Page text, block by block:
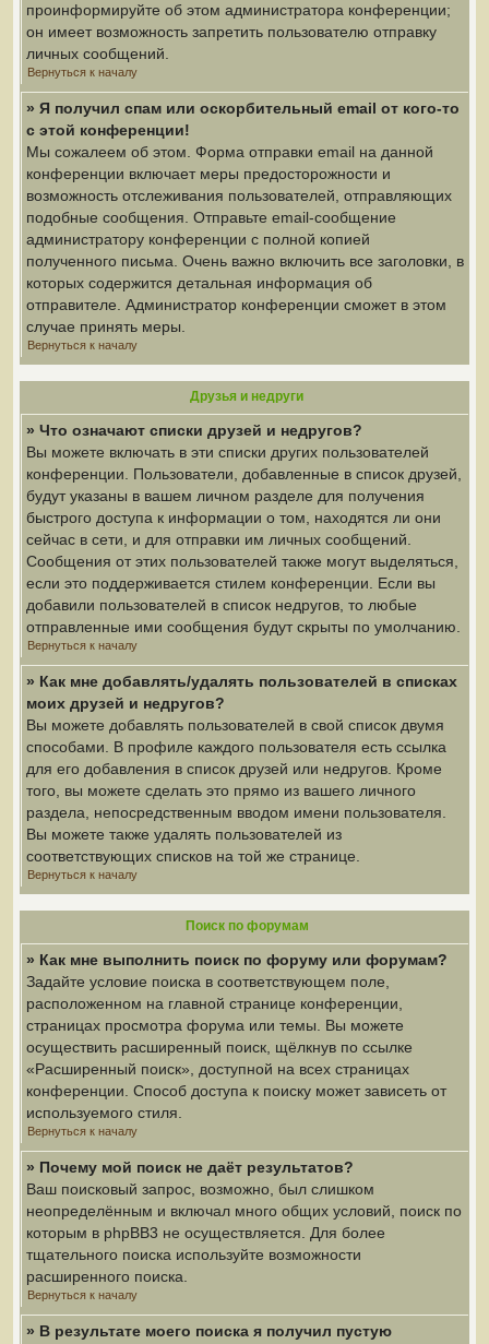
проинформируйте об этом администратора конференции;
он имеет возможность запретить пользователю отправку
личных сообщений.
Вернуться к началу
» Я получил спам или оскорбительный email от кого-то
с этой конференции!
Мы сожалеем об этом. Форма отправки email на данной
конференции включает меры предосторожности и
возможность отслеживания пользователей, отправляющих
подобные сообщения. Отправьте email-сообщение
администратору конференции с полной копией
полученного письма. Очень важно включить все заголовки, в
которых содержится детальная информация об
отправителе. Администратор конференции сможет в этом
случае принять меры.
Вернуться к началу
Друзья и недруги
» Что означают списки друзей и недругов?
Вы можете включать в эти списки других пользователей
конференции. Пользователи, добавленные в список друзей,
будут указаны в вашем личном разделе для получения
быстрого доступа к информации о том, находятся ли они
сейчас в сети, и для отправки им личных сообщений.
Сообщения от этих пользователей также могут выделяться,
если это поддерживается стилем конференции. Если вы
добавили пользователей в список недругов, то любые
отправленные ими сообщения будут скрыты по умолчанию.
Вернуться к началу
» Как мне добавлять/удалять пользователей в списках
моих друзей и недругов?
Вы можете добавлять пользователей в свой список двумя
способами. В профиле каждого пользователя есть ссылка
для его добавления в список друзей или недругов. Кроме
того, вы можете сделать это прямо из вашего личного
раздела, непосредственным вводом имени пользователя.
Вы можете также удалять пользователей из
соответствующих списков на той же странице.
Вернуться к началу
Поиск по форумам
» Как мне выполнить поиск по форуму или форумам?
Задайте условие поиска в соответствующем поле,
расположенном на главной странице конференции,
страницах просмотра форума или темы. Вы можете
осуществить расширенный поиск, щёлкнув по ссылке
«Расширенный поиск», доступной на всех страницах
конференции. Способ доступа к поиску может зависеть от
используемого стиля.
Вернуться к началу
» Почему мой поиск не даёт результатов?
Ваш поисковый запрос, возможно, был слишком
неопределённым и включал много общих условий, поиск по
которым в phpBB3 не осуществляется. Для более
тщательного поиска используйте возможности
расширенного поиска.
Вернуться к началу
» В результате моего поиска я получил пустую